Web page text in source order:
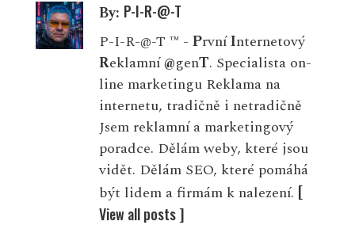
By: P-I-R-@-T
P-I-R-@-T ™ - PrvníInternetový
Reklamní@genT. Specialista on-
line marketingu Reklama na
internetu, tradičně i netradičně
Jsem reklamní a marketingový
poradce. Dělám weby, které jsou
vidět. Dělám SEO, které pomáhá
být lidem a firmám k nalezení. [
View all posts ]